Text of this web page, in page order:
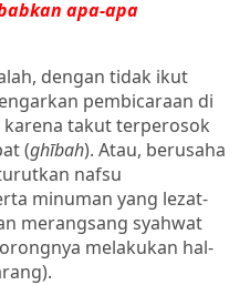
apa-apa
dengan tidak ikut
pembicaraan di
takut terperosok
(ghībah). Atau, berusaha
nafsu
minuman yang lezat-
merangsang syahwat
melakukan hal-